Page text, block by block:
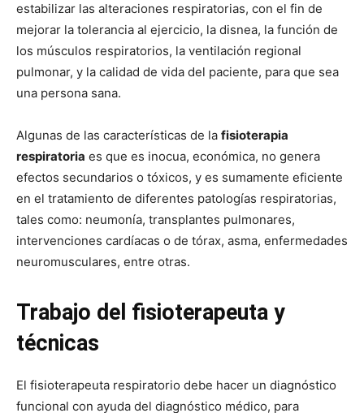
estabilizar las alteraciones respiratorias, con el fin de
mejorar la tolerancia al ejercicio, la disnea, la función de
los músculos respiratorios, la ventilación regional
pulmonar, y la calidad de vida del paciente, para que sea
una persona sana.
Algunas de las características de la fisioterapia
respiratoria es que es inocua, económica, no genera
efectos secundarios o tóxicos, y es sumamente eficiente
en el tratamiento de diferentes patologías respiratorias,
tales como: neumonía, transplantes pulmonares,
intervenciones cardíacas o de tórax, asma, enfermedades
neuromusculares, entre otras.
Trabajo del fisioterapeuta y
técnicas
El fisioterapeuta respiratorio debe hacer un diagnóstico
funcional con ayuda del diagnóstico médico, para